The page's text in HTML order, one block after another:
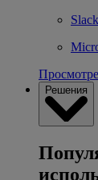
Slack
Решения